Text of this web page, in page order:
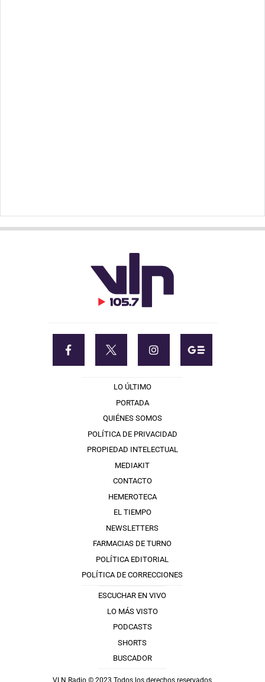
LO ÚLTIMO
PORTADA
QUIÉNES SOMOS
POLÍTICA DE PRIVACIDAD
PROPIEDAD INTELECTUAL
MEDIAKIT
CONTACTO
HEMEROTECA
EL TIEMPO
NEWSLETTERS
FARMACIAS DE TURNO
POLÍTICA EDITORIAL
POLÍTICA DE CORRECCIONES
ESCUCHAR EN VIVO
LO MÁS VISTO
PODCASTS
SHORTS
BUSCADOR
VLN Radio © 2023 Todos los derechos reservados